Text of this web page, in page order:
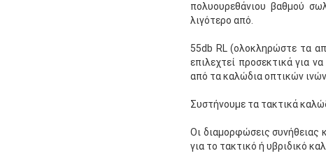
πολυουρεθάνιου βαθμού
λιγότερο από.
55db RL (ολοκληρώστε τα
επιλεχτεί προσεκτικά για
από τα καλώδια οπτικών
Συστήνουμε τα τακτικά
Οι διαμορφώσεις συνήθειας
για το τακτικό ή υβριδικό